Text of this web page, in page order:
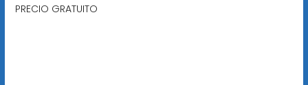
PRECIO GRATUITO